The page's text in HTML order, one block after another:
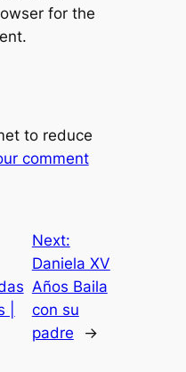
for the
to reduce
comment
Next:
Daniela XV
Años Baila
con su
padre
→